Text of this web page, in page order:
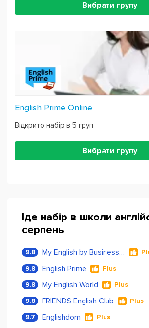
Вибрати групу
English Prime Online
Відкрито набір в 5 груп
Вибрати групу
Іде набір в школи
серпень
9.8 My English by Business Language
9.8 English Prime Plus
9.8 My English World Plus
9.8 FRIENDS English Club Plus
9.7 Englishdom Plus